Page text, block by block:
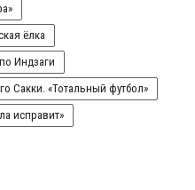
ёлка
Индзаги
Сакки. «Тотальный футбол»
исправит»